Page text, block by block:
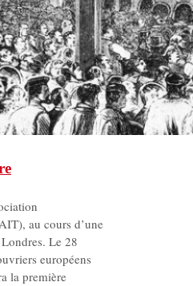
au cours d’une
Le 28
européens
la première